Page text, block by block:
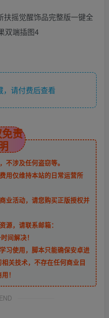
请付费后查看
责
不涉及任何盗窃等。
用仅维持本站的日常运营所
业活动，请您购买正版授权并
源，请联系邮箱：
间解决！
习使用，脚本只能确保安卓进
关技术，不存在任何商业目
！